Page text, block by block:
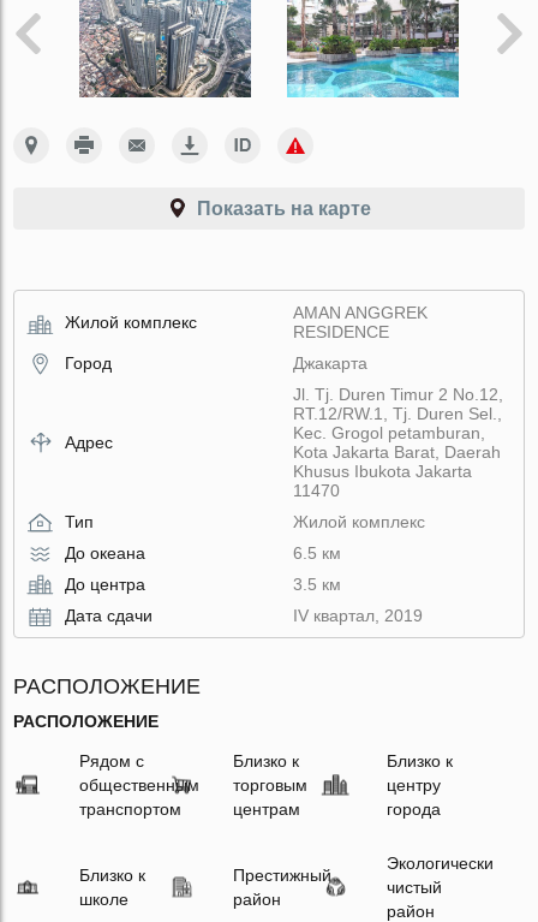
Показать на карте
Жилой комплекс
AMAN ANGGREK
RESIDENCE
Город
Джакарта
Адрес
Jl. Tj. Duren Timur 2 No.12,
RT.12/RW.1, Tj. Duren Sel.,
Kec. Grogol petamburan,
Kota Jakarta Barat, Daerah
Khusus Ibukota Jakarta
11470
Тип
Жилой комплекс
До океана
6.5 км
До центра
3.5 км
Дата сдачи
IV квартал, 2019
РАСПОЛОЖЕНИЕ
РАСПОЛОЖЕНИЕ
Рядом с
общественным
транспортом
Близко к
торговым
центрам
Близко к
центру
города
Близко к
школе
Престижный
район
Экологически
чистый
район